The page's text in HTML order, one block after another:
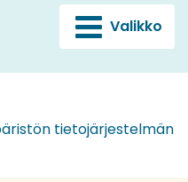
Valikko
tietojärjestelmän